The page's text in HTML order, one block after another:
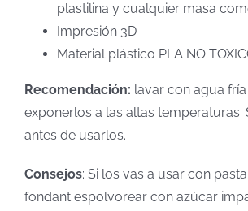
plastilina y cualquier masa
Impresión 3D
Material plástico PLA NO
Recomendación: lavar con agua
exponerlos a las altas temperaturas.
antes de usarlos.
Consejos: Si los vas a usar con
fondant espolvorear con azúcar